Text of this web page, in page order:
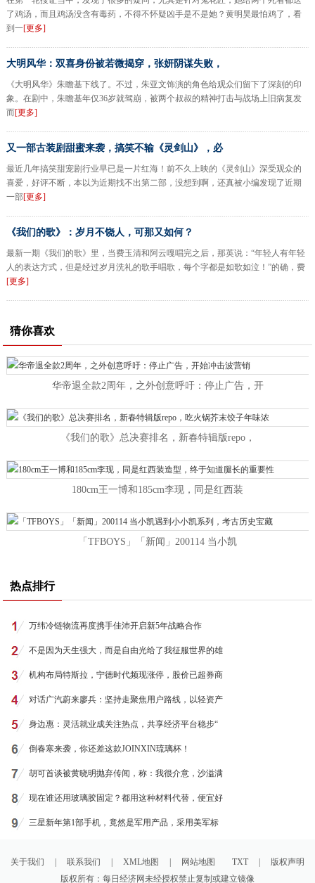
了鸡汤，而且鸡汤没含有毒药，不得不怀疑凶手是不是她？黄明昊最怕鸡了，看
到一[更多]
大明风华：双喜身份被若微揭穿，张妍阴谋失败，
《大明风华》朱瞻基下线了。不过，朱亚文饰演的角色给观众们留下了深刻的印
象。在剧中，朱瞻基年仅36岁就驾崩，被两个叔叔的精神打击与战场上旧病复发
而[更多]
又一部古装剧甜蜜来袭，搞笑不输《灵剑山》，必
最近几年搞笑甜宠剧行业早已是一片红海！前不久上映的《灵剑山》深受观众的
喜爱，好评不断，本以为近期找不出第二部，没想到啊，还真被小编发现了近期
一部[更多]
《我们的歌》：岁月不饶人，可那又如何？
最新一期《我们的歌》里，当费玉清和阿云嘎唱完之后，那英说：“年轻人有年轻
人的表达方式，但是经过岁月洗礼的歌手唱歌，每个字都是如歌如泣！”的确，费
[更多]
猜你喜欢
华帝退全款2周年，之外创意呼吁：停止广告，开
《我们的歌》总决赛排名，新春特辑版repo，
180cm王一博和185cm李现，同是红西装
「TFBOYS」「新闻」200114 当小凯
热点排行
万纬冷链物流再度携手佳沛开启新5年战略合作
不是因为天生强大，而是自由光给了我征服世界的雄
机构布局特斯拉，宁德时代频现涨停，股价已超券商
对话广汽蔚来廖兵：坚持走聚焦用户路线，以轻资产
身边惠：灵活就业成关注热点，共享经济平台稳步“
倒春寒来袭，你还差这款JOINXIN琉璃杯！
胡可首谈被黄晓明抛弃传闻，称：我很介意，沙溢满
现在谁还用玻璃胶固定？都用这种材料代替，便宜好
三星新年第1部手机，竟然是军用产品，采用美军标
关于我们 联系我们 XML地图 网站地图 TXT
版权声明
版权所有：每日经济网未经授权禁止复制或建立镜像